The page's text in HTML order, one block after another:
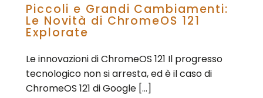
Piccoli e Grandi Cambiamenti:
Le Novità di ChromeOS 121
Explorate
Le innovazioni di ChromeOS 121 Il progresso
tecnologico non si arresta, ed è il caso di
ChromeOS 121 di Google […]